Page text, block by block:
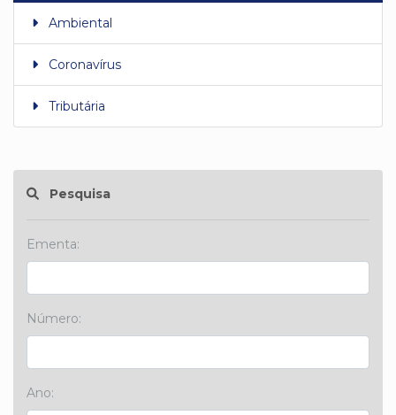
Ambiental
Coronavírus
Tributária
Pesquisa
Ementa:
Número:
Ano: